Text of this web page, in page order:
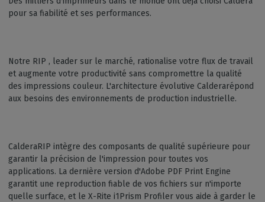
pour sa fiabilité et ses performances.
Notre RIP , leader sur le marché, rationalise votre flux de travail
et augmente votre productivité sans compromettre la qualité
des impressions couleur. L'architecture évolutive Calderarépond
aux besoins des environnements de production industrielle.
CalderaRIP intègre des composants de qualité supérieure pour
garantir la précision de l'impression pour toutes vos
applications. La dernière version d'Adobe PDF Print Engine
garantit une reproduction fiable de vos fichiers sur n'importe
quelle surface, et le X-Rite i1Prism Profiler vous aide à garder le